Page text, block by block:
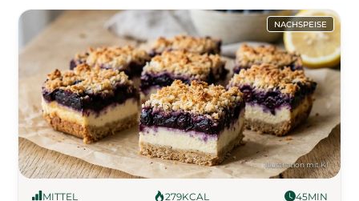
NACHSPEISE
MITTEL 279KCAL 45MIN